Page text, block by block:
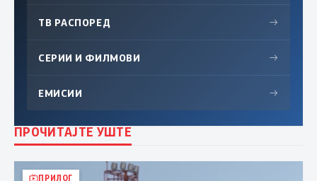
ТВ РАСПОРЕД →
СЕРИИ И ФИЛМОВИ →
ЕМИСИИ →
ПРОЧИТАЈТЕ УШТЕ
ПРИЛОГ